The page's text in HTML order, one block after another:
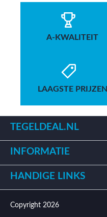
A-KWALITEIT
LAAGSTE PRIJZEN
TEGELDEAL.NL
INFORMATIE
HANDIGE LINKS
Copyright 2026